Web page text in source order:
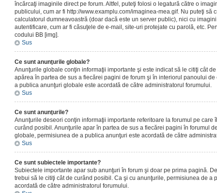
încărcaţi imaginile direct pe forum. Altfel, puteţi folosi o legatură către o
publicului, cum ar fi http://www.examplu.com/imaginea-mea.gif. Nu puteţi să
calculatorul dumneavoastră (doar dacă este un server public), nici cu
autentificare, cum ar fi căsuţele de e-mail, site-uri protejate cu parolă, etc.
codului BB [img].
Sus
Ce sunt anunţurile globale?
Anunţurile globale conţin informaţii importante şi este indicat să le citiţi cât
apărea în partea de sus a fiecărei pagini de forum şi în interiorul panoului
a publica anunţuri globale este acordată de către administratorul forumului.
Sus
Ce sunt anunţurile?
Anunţurile deseori conţin informaţii importante referitoare la forumul pe care
curând posibil. Anunţurile apar în partea de sus a fiecărei pagini în forumul
globale, permisiunea de a publica anunţuri este acordată de către
Sus
Ce sunt subiectele importante?
Subiectele importante apar sub anunţuri în forum şi doar pe prima pagină.
trebui să le citiţi cât de curând posibil. Ca şi cu anunţurile, permisiunea de a
acordată de către administratorul forumului.